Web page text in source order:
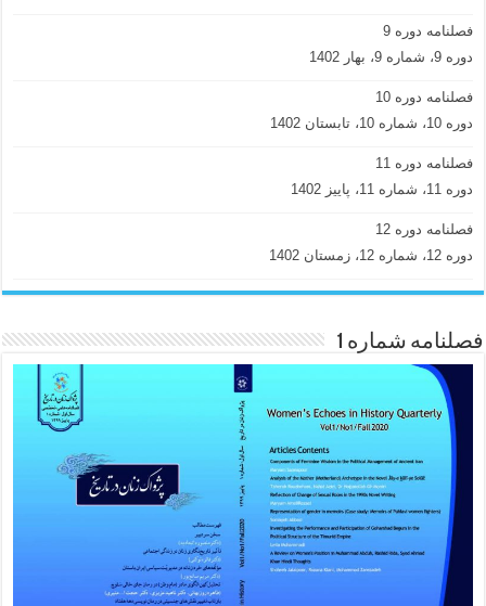
فصلنامه دوره 9
دوره 9، شماره 9، بهار 1402
فصلنامه دوره 10
دوره 10، شماره 10، تابستان 1402
فصلنامه دوره 11
دوره 11، شماره 11، پاییز 1402
فصلنامه دوره 12
دوره 12، شماره 12، زمستان 1402
فصلنامه شماره 1